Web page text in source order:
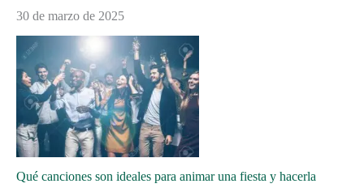
30 de marzo de 2025
Qué canciones son ideales para animar una fiesta y hacerla